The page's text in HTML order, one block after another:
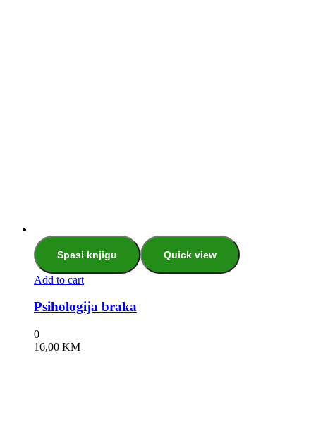
Spasi knjigu Quick view
Add to cart
Psihologija braka
0
16,00 KM